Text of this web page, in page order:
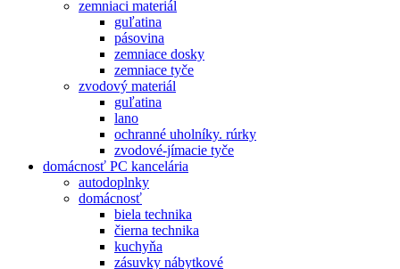
zemniaci materiál
guľatina
pásovina
zemniace dosky
zemniace tyče
zvodový materiál
guľatina
lano
ochranné uholníky. rúrky
zvodové-jímacie tyče
domácnosť PC kancelária
autodoplnky
domácnosť
biela technika
čierna technika
kuchyňa
zásuvky nábytkové